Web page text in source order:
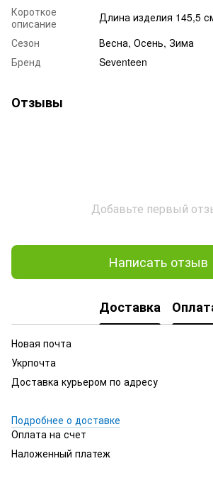
Короткое
описание
Длина изделия 145,5
Сезон
Весна, Осень, Зима
Бренд
Seventeen
Отзывы
Добавьте первый
Написать отзыв
Доставка
Новая почта
Укрпочта
Доставка курьером по адресу
Подробнее о доставке
Оплата на счет
Наложенный платеж